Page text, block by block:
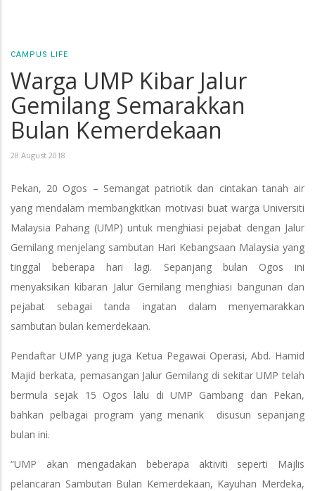
CAMPUS LIFE
Warga UMP Kibar Jalur
Gemilang Semarakkan
Bulan Kemerdekaan
28 August 2018
Pekan, 20 Ogos – Semangat patriotik dan cintakan tanah air
yang mendalam membangkitkan motivasi buat warga Universiti
Malaysia Pahang (UMP) untuk menghiasi pejabat dengan Jalur
Gemilang menjelang sambutan Hari Kebangsaan Malaysia yang
tinggal beberapa hari lagi. Sepanjang bulan Ogos ini
menyaksikan kibaran Jalur Gemilang menghiasi bangunan dan
pejabat sebagai tanda ingatan dalam menyemarakkan
sambutan bulan kemerdekaan.
Pendaftar UMP yang juga Ketua Pegawai Operasi, Abd. Hamid
Majid berkata, pemasangan Jalur Gemilang di sekitar UMP telah
bermula sejak 15 Ogos lalu di UMP Gambang dan Pekan,
bahkan pelbagai program yang menarik disusun sepanjang
bulan ini.
“UMP akan mengadakan beberapa aktiviti seperti Majlis
pelancaran Sambutan Bulan Kemerdekaan, Kayuhan Merdeka,